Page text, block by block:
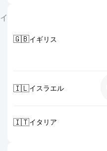
イ
🇬🇧イギリス
🇮🇱イスラエル
🇮🇹イタリア